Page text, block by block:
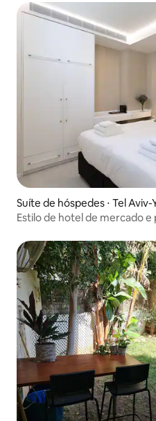
Suíte de hóspedes ⋅ Tel Aviv-
Estilo de hotel de mercado e